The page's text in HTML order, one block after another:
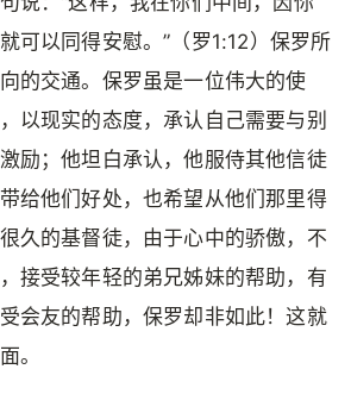
可以同得安慰。”（罗1:12）保罗所
的交通。保罗虽是一位伟大的使
以现实的态度，承认自己需要与别
励；他坦白承认，他服侍其他信徒
给他们好处，也希望从他们那里得
久的基督徒，由于心中的骄傲，不
接受较年轻的弟兄姊妹的帮助，有
会友的帮助，保罗却非如此！这就
。